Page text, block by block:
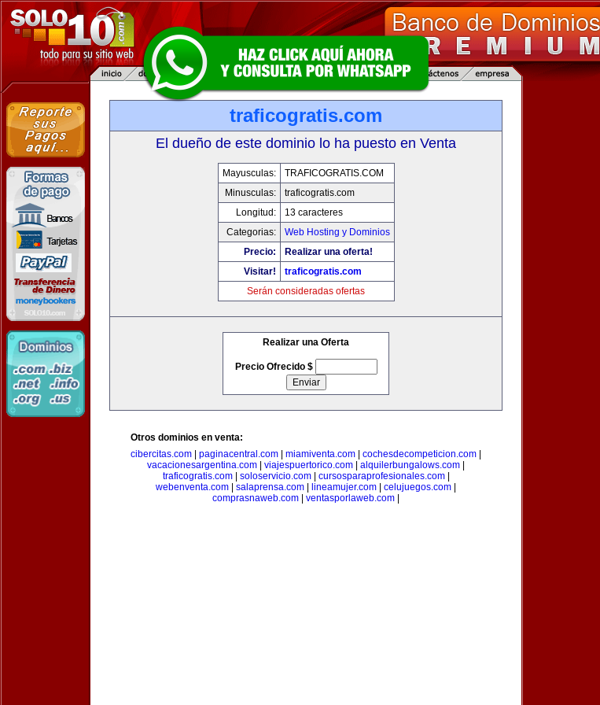
traficogratis.com
El dueño de este dominio lo ha puesto en Venta
Mayusculas:
TRAFICOGRATIS.COM
Minusculas:
traficogratis.com
Longitud:
13 caracteres
Categorias:
Web Hosting y Dominios
Precio:
Realizar una oferta!
Visitar!
traficogratis.com
Serán consideradas ofertas
Realizar una Oferta
Precio Ofrecido $
Otros dominios en venta:
cibercitas.com
paginacentral.com miamiventa.com cochesdecompeticion.com
vacacionesargentina.com
viajespuertorico.com alquilerbungalows.com
traficogratis.com| soloservicio.com| cursosparaprofesionales.com|
webenventa.com
salaprensa.com lineamujer.com celujuegos.com
comprasnaweb.com
ventasporlaweb.com